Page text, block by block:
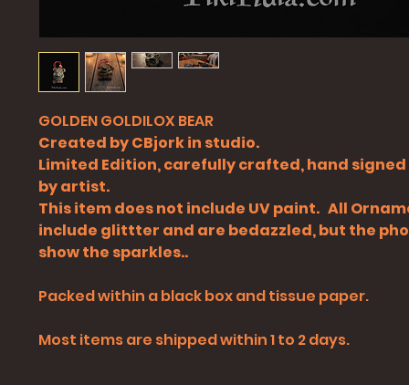
GOLDEN GOLDILOX BEAR
Created by CBjork in studio.
Limited Edition, carefully crafted, hand
by artist.
This item does not include UV paint. All
include glittter and are bedazzled, but the
show the sparkles..
Packed within a black box and tissue paper.
Most items are shipped within 1 to 2 days.